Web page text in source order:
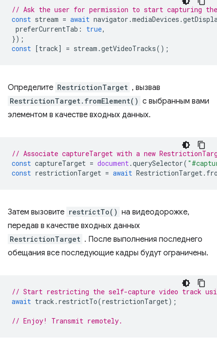
// Ask the user for permission to start capturing
const stream = await navigator .mediaDevices .
preferCurrentTab : true,
});
const [track] = stream .getVideoTracks();
Определите RestrictionTarget , вызвав
RestrictionTarget.fromElement() с выбранным вами
элементом в качестве входных данных.
// Associate captureTarget with a new
const captureTarget = document .querySelector(
const restrictionTarget = await RestrictionTarget .
Затем вызовите restrictTo() на видеодорожке,
передав в качестве входных данных
RestrictionTarget . После выполнения последнего
обещания все последующие кадры будут ограничены.
// Start restricting the self-capture video track
await track . restrictTo(restrictionTarget);
// Enjoy! Transmit remotely.